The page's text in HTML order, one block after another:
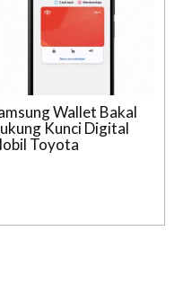
Wallet Bakal
Kunci Digital
Toyota